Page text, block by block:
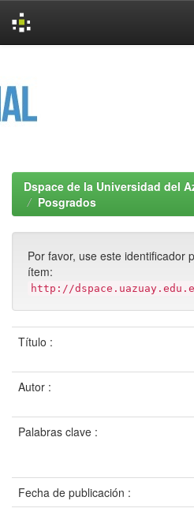
Dspace de la Universidad del
Posgrados
Por favor, use este identificador
ítem:
http://
Título :
Autor :
Palabras clave :
Fecha de publicación :